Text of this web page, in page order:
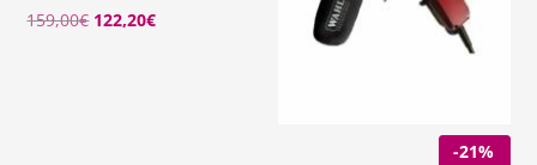
159,00€ El
122,20€El
-21%